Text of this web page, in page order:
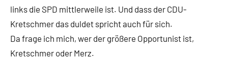
links die SPD mittlerweile ist. Und dass der CDU-
Kretschmer das duldet spricht auch für sich.
Da frage ich mich, wer der größere Opportunist ist,
Kretschmer oder Merz.